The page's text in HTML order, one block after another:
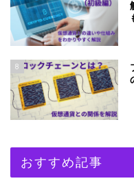
8
おすすめ記事